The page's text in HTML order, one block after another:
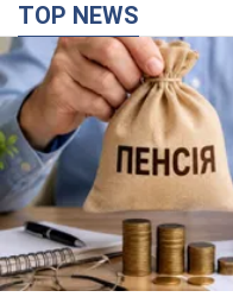
TOP NEWS